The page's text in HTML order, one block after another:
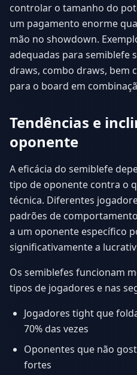
controlar o tamanho do
um pagamento enorme
mão no showdown.
adequadas para semiblefe
draws, combo draws, bem
para o board em
Tendências e
oponente
A eficácia do semiblefe
tipo de oponente contra o
técnica. Diferentes
padrões de
a um oponente específico
significativamente a
Os semiblefes funcionam
tipos de jogadores e nas
Jogadores tight que
70% das vezes
Oponentes que não
fortes